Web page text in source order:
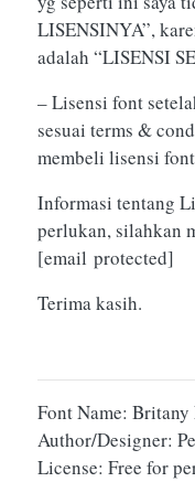
LISENSINYA”,
adalah “LISENSI
– Lisensi font
sesuai terms &
membeli lisensi
Informasi tentang
perlukan, silahkan
[email protected]
Terima kasih.
Font Name:
Author/Designer:
License: Free for